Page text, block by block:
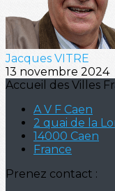
Jacques VITRE
13 novembre 2024
Accueil des Villes
A V F Caen
2 quai de la
14000 Caen
France
Prenez contact :